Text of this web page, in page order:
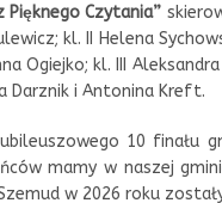
Pięknego Czytania”
kl. II Helena
Ogiejko; kl. III
Darznik i Antonina Kreft.
10 finału
mamy w naszej
w 2026 roku